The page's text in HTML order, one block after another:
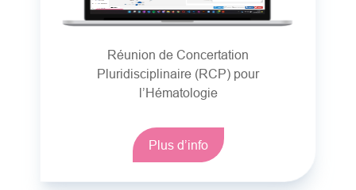
Réunion de Concertation
Pluridisciplinaire (RCP) pour
l’Hématologie
Plus d’info